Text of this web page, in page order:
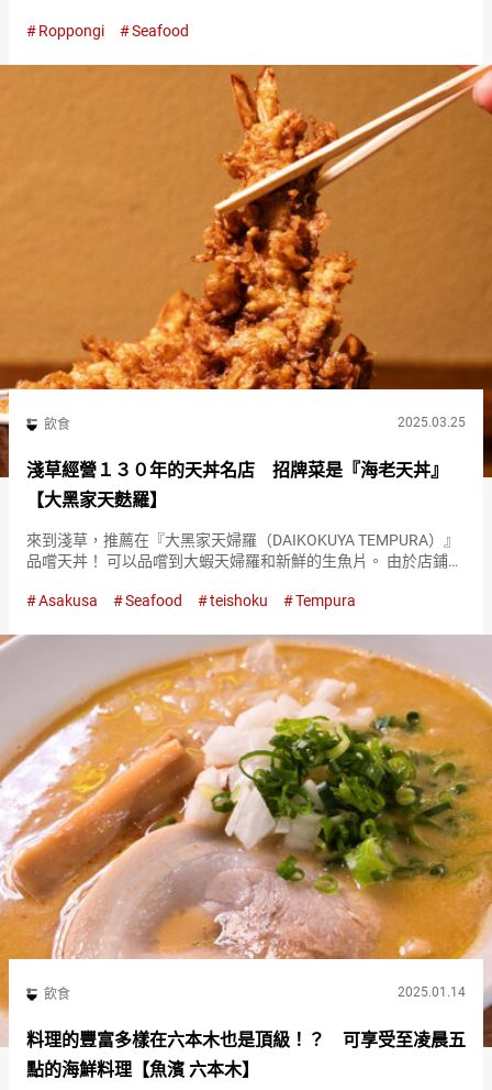
／Suprem…
Roppongi Seafood
飲食 2025.03.25
淺草經營１３０年的天丼名店 招牌菜是『海老天丼』
【大黑家天麩羅】
來到淺草，推薦在『大黑家天婦羅（DAIKOKUYA TEMPURA）』
品嚐天丼！ 可以品嚐到大蝦天婦羅和新鮮的生魚片。 由於店鋪位
（shrimp tempura rice bowl）』…
Asakusa Seafood teishoku Tempura
飲食 2025.01.14
料理的豐富多樣在六本木也是頂級！？ 可享受至凌晨五
點的海鮮料理【魚濱 六本木】